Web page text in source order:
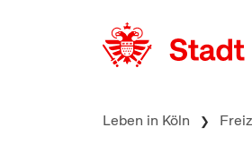
Leben in Köln